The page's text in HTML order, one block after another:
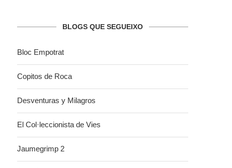
BLOGS QUE SEGUEIXO
Bloc Empotrat
Copitos de Roca
Desventuras y Milagros
El Col·leccionista de Vies
Jaumegrimp 2